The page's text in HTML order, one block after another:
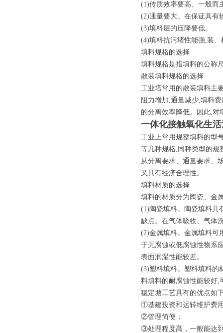
(1)传质效率要高。一般而
(2)通量要大。在保证具有
(3)填料层的压降要低。
(4)填料抗污堵性能强,装、
填料规格的选择
填料规格是指填料的公称
散装填料规格的选择
工业塔常用的散装填料主
阻力增加,通量减少,填料
的分离效率降低。因此,对
一体化接触氧化生
工业上常用规整填料的型
等几种规格,同种类型的规
从分离要求、通量要求、
又具有经济合理性。
填料材质的选择
填料的材质分为陶瓷、金
(1)陶瓷填料。陶瓷填料具
缺点。在气体吸收、气体
(2)金属填料。金属填料可
于无腐蚀或低腐蚀性物系
表面润湿性能较差。
(3)塑料填料。塑料填料的
料填料的耐腐蚀性能较好,
稳定塘工艺具有的优点如
①基建投资和运转维护费
②管理简便；
③处理程度高，一般能达